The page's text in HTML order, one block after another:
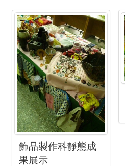
飾品製作科靜態成
果展示